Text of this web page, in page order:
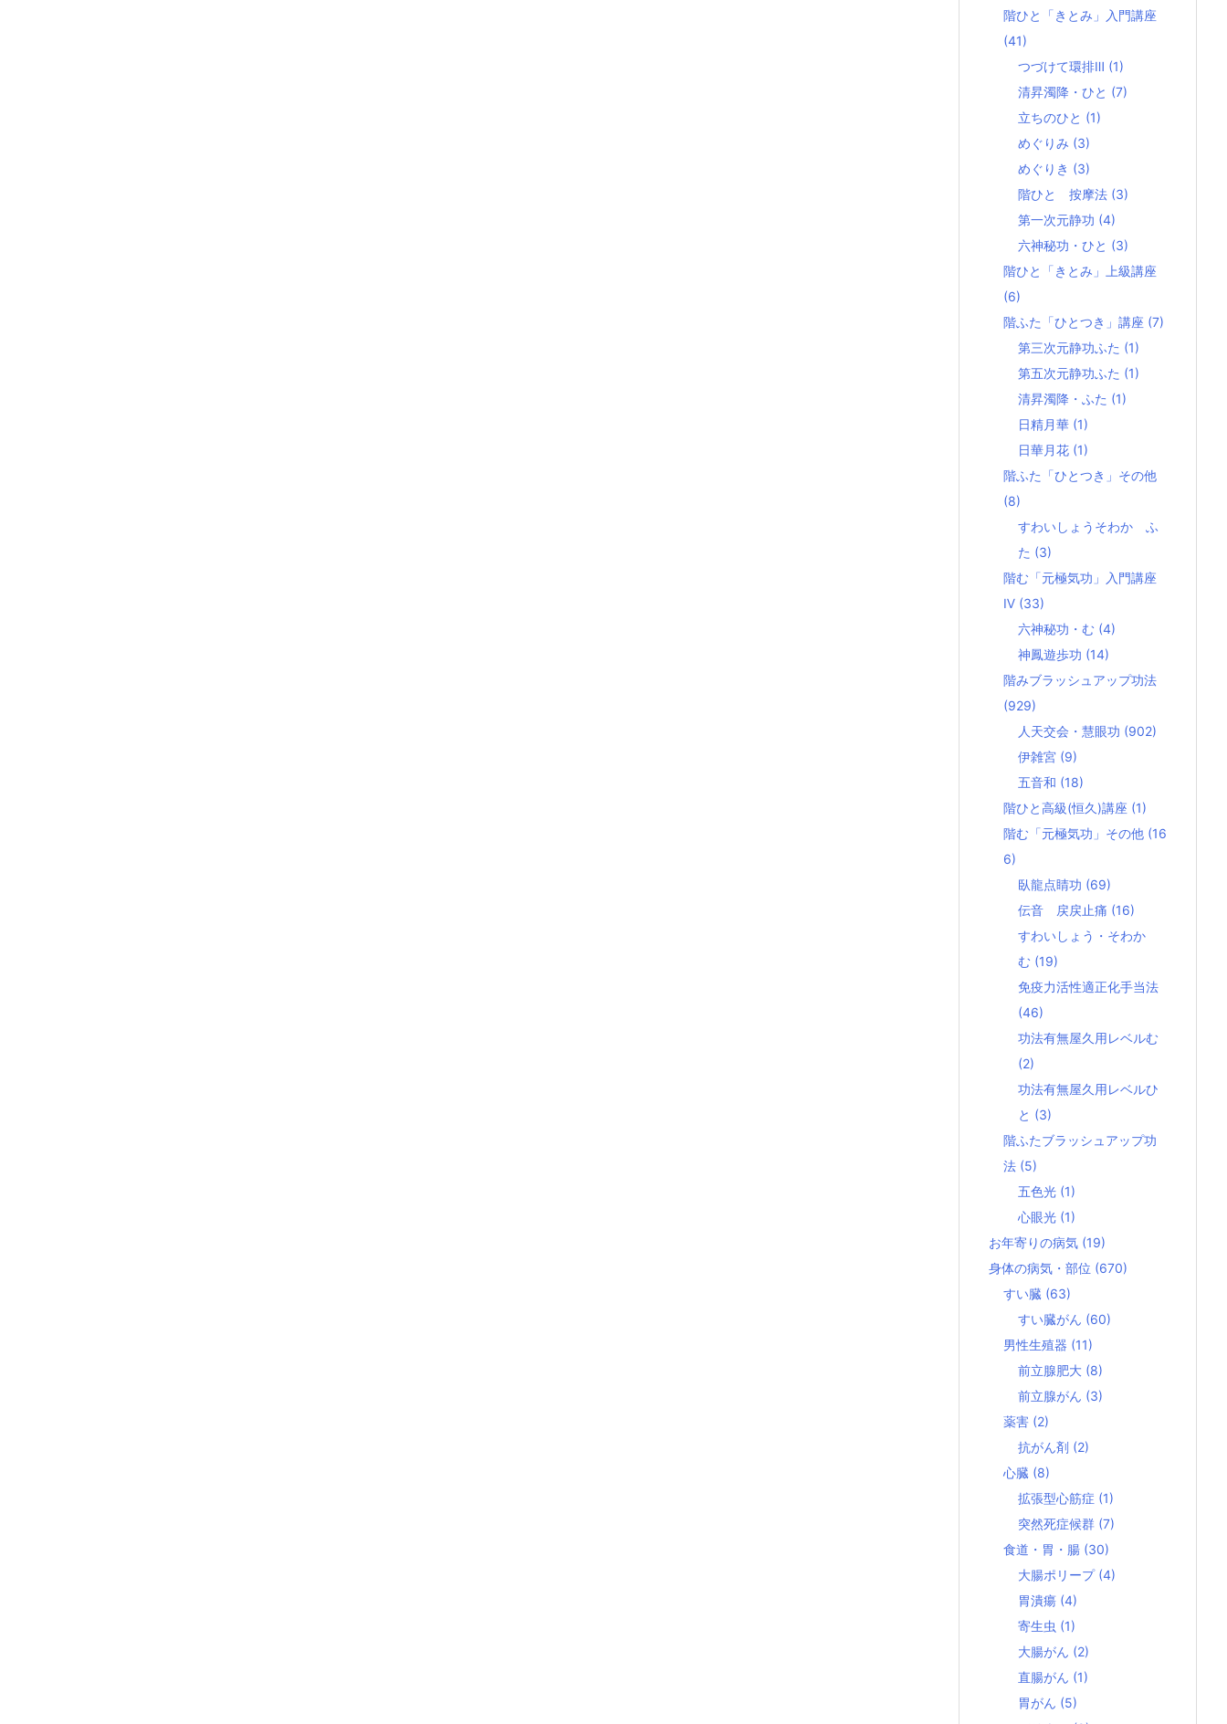
階ひと「きとみ」入門講座
(41)
つづけて環排Ⅲ (1)
清昇濁降・ひと (7)
立ちのひと (1)
めぐりみ (3)
めぐりき (3)
階ひと 按摩法 (3)
第一次元静功 (4)
六神秘功・ひと (3)
階ひと「きとみ」上級講座
(6)
階ふた「ひとつき」講座 (7)
第三次元静功ふた (1)
第五次元静功ふた (1)
清昇濁降・ふた (1)
日精月華 (1)
日華月花 (1)
階ふた「ひとつき」その他
(8)
すわいしょうそわか ふ
た (3)
階む「元極気功」入門講座
Ⅳ (33)
六神秘功・む (4)
神鳳遊歩功 (14)
階みブラッシュアップ功法
(929)
人天交会・慧眼功 (902)
伊雑宮 (9)
五音和 (18)
階ひと高級(恒久)講座 (1)
階む「元極気功」その他 (16
6)
臥龍点睛功 (69)
伝音 戻戻止痛 (16)
すわいしょう・そわか
む (19)
免疫力活性適正化手当法
(46)
功法有無屋久用レベルむ
(2)
功法有無屋久用レベルひ
と (3)
階ふたブラッシュアップ功
法 (5)
五色光 (1)
心眼光 (1)
お年寄りの病気 (19)
身体の病気・部位 (670)
すい臓 (63)
すい臓がん (60)
男性生殖器 (11)
前立腺肥大 (8)
前立腺がん (3)
薬害 (2)
抗がん剤 (2)
心臓 (8)
拡張型心筋症 (1)
突然死症候群 (7)
食道・胃・腸 (30)
大腸ポリープ (4)
胃潰瘍 (4)
寄生虫 (1)
大腸がん (2)
直腸がん (1)
胃がん (5)